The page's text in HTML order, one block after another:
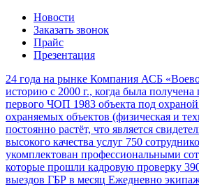
Новости
Заказать звонок
Прайс
Презентация
24 года на рынке Компания АСБ
историю с 2000 г., когда была получена
первого ЧОП 1983 объекта под охраной
охраняемых объектов (физическая и
постоянно растёт, что является
высокого качества услуг 750
укомплектован профессиональными
которые прошли кадровую проверку
выездов ГБР в месяц Ежедневно